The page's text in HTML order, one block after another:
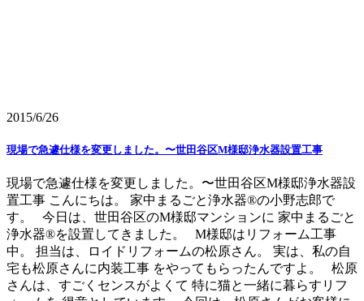
2015/6/26
現場で急遽仕様を変更しました。〜世田谷区M様邸浄水器設置工事
現場で急遽仕様を変更しました。〜世田谷区M様邸浄水器設
置工事 こんにちは。 家中まるごと浄水器®の小野志郎で
す。 今日は、世田谷区のM様邸マンションに 家中まるごと
浄水器®を設置してきました。 M様邸はリフォーム工事
中。 担当は、ロイドリフォームの松原さん。 実は、私の自
宅も松原さんに内装工事 をやってもらったんですよ。 松原
さんは、すごくセンスがよくて 特に猫と一緒に暮らすリフ